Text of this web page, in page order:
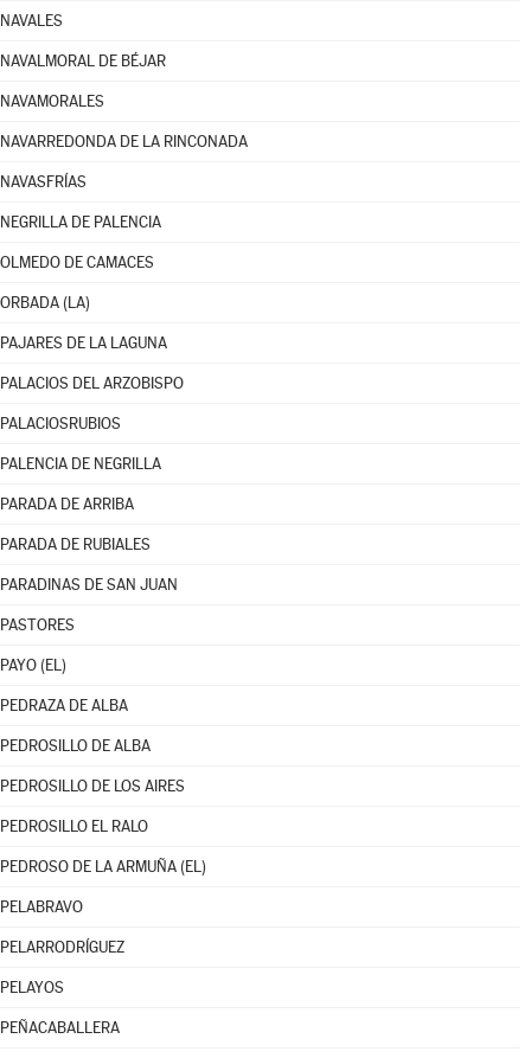
NAVALES
NAVALMORAL DE BÉJAR
NAVAMORALES
NAVARREDONDA DE LA RINCONADA
NAVASFRÍAS
NEGRILLA DE PALENCIA
OLMEDO DE CAMACES
ORBADA (LA)
PAJARES DE LA LAGUNA
PALACIOS DEL ARZOBISPO
PALACIOSRUBIOS
PALENCIA DE NEGRILLA
PARADA DE ARRIBA
PARADA DE RUBIALES
PARADINAS DE SAN JUAN
PASTORES
PAYO (EL)
PEDRAZA DE ALBA
PEDROSILLO DE ALBA
PEDROSILLO DE LOS AIRES
PEDROSILLO EL RALO
PEDROSO DE LA ARMUÑA (EL)
PELABRAVO
PELARRODRÍGUEZ
PELAYOS
PEÑACABALLERA